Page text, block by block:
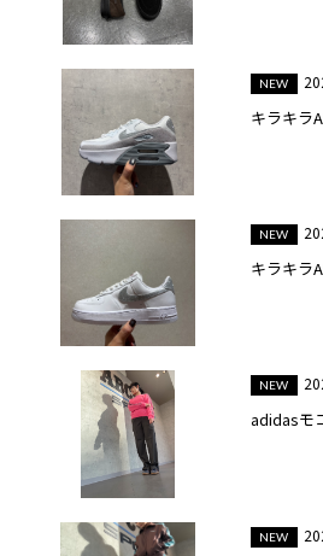
キラキラ
キラキラ
adidasモ